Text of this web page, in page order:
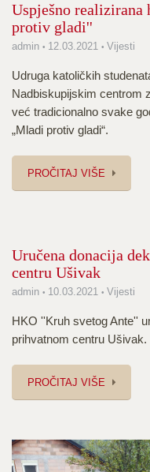
Uspješno
protiv gladi''
admin 12.03.2021 Vijesti
Udruga katoličkih
Nadbiskupijskim centrom
već tradicionalno svake
„Mladi protiv gladi“.
PROČITAJ VIŠE
Uručena donacija
centru Ušivak
admin 10.03.2021 Vijesti
HKO ''Kruh svetog Ante''
prihvatnom centru Ušivak.
PROČITAJ VIŠE